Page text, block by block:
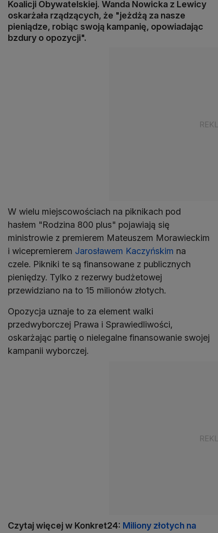
Koalicji Obywatelskiej. Wanda Nowicka z Lewicy
oskarżała rządzących, że "jeżdżą za nasze
pieniądze, robiąc swoją kampanię, opowiadając
bzdury o opozycji".
W wielu miejscowościach na piknikach pod
hasłem "Rodzina 800 plus" pojawiają się
ministrowie z premierem Mateuszem Morawieckim
i wicepremierem Jarosławem Kaczyńskim na
czele. Pikniki te są finansowane z publicznych
pieniędzy. Tylko z rezerwy budżetowej
przewidziano na to 15 milionów złotych.
Opozycja uznaje to za element walki
przedwyborczej Prawa i Sprawiedliwości,
oskarżając partię o nielegalne finansowanie swojej
kampanii wyborczej.
Czytaj więcej w Konkret24: Miliony złotych na